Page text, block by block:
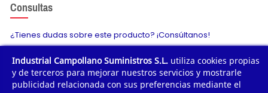
Consultas
¿Tienes dudas sobre este producto? ¡Consúltanos!
Envíanos tu consulta
Industrial Campollano Suministros S.L. utiliza cookies propias
y de terceros para mejorar nuestros servicios y mostrarle
publicidad relacionada con sus preferencias mediante el